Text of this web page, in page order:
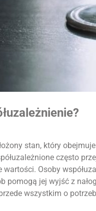
stan, który
często
wartości. Osoby
pomogą jej wyjść z
wszystkim o